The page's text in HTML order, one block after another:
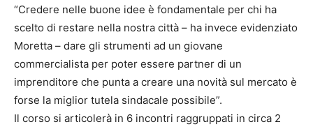
“Credere nelle buone idee è fondamentale per chi ha
scelto di restare nella nostra città – ha invece evidenziato
Moretta – dare gli strumenti ad un giovane
commercialista per poter essere partner di un
imprenditore che punta a creare una novità sul mercato è
forse la miglior tutela sindacale possibile”.
Il corso si articolerà in 6 incontri raggruppati in circa 2